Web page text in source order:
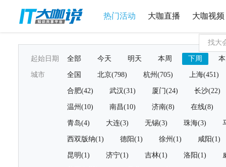
热门活动 大咖直播 大咖视频
起始日期 全部 今天 明天 本周 下周
城市 全国 北京(798) 杭州(705) 上海(451)
合肥(42) 武汉(31) 厦门(24) 长沙(22)
温州(10) 南昌(10) 济南(8) 在线(8)
青岛(4) 大连(3) 无锡(3) 珠海(3)
西双版纳(1) 德阳(1) 徐州(1) 咸阳(1)
昆明(1) 济宁(1) 吉林(1) 洛阳(1)